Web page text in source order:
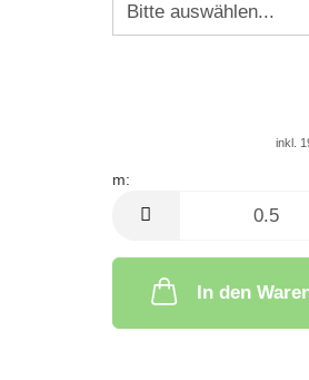
inkl.
m:
In den